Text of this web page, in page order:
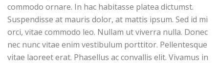
commodo ornare. In hac habitasse platea dictumst.
Suspendisse at mauris dolor, at mattis ipsum. Sed id mi
orci, vitae commodo leo. Nullam ut viverra nulla. Donec
nec nunc vitae enim vestibulum porttitor. Pellentesque
vitae laoreet erat. Phasellus ac convallis elit. Vivamus in